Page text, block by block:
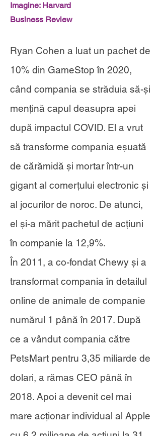
Imagine: Harvard
Business Review
Ryan Cohen a luat un pachet de
10% din GameStop în 2020,
când compania se străduia să-și
mențină capul deasupra apei
după impactul COVID. El a vrut
să transforme compania eșuată
de cărămidă și mortar într-un
gigant al comerțului electronic și
al jocurilor de noroc. De atunci,
el și-a mărit pachetul de acțiuni
în companie la 12,9%.
În 2011, a co-fondat Chewy și a
transformat compania în detailul
online de animale de companie
numărul 1 până în 2017. După
ce a vândut compania către
PetsMart pentru 3,35 miliarde de
dolari, a rămas CEO până în
2018. Apoi a devenit cel mai
mare acționar individual al Apple